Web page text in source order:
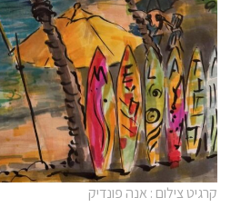
קרגיט צילום : אנה פונדיק